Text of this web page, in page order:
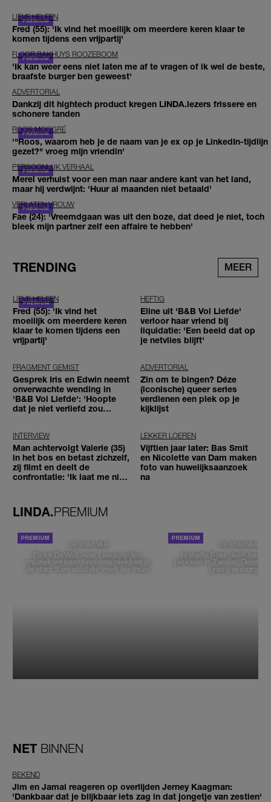
LIEVE HELEEN
Fred (55): 'Ik vind het moeilijk om meerdere keren klaar te
komen tijdens een vrijpartij'
FLOOR BAKHUYS ROOZEBOOM
'Ik kan weer eens niet laten me af te vragen of ik wel de beste,
braafste burger ben geweest'
ADVERTORIAL
Dankzij dit hightech product kregen LINDA.lezers frissere en
schonere tanden
ROOS MOGGRÉ
'"Roos, waarom heb je de naam van je ex op je LinkedIn-tijdlijn
gezet?" vroeg mijn vriendin'
PERSOONLIJK VERHAAL
Merel verhuist voor een man naar andere kant van het land,
maar hij verdwijnt: 'Huur al maanden niet betaald'
VERLATEN VROUW
Fae (24): 'Vreemdgaan was uit den boze, dat deed je niet, toch
bleek mijn partner zelf een affaire te hebben'
TRENDING MEER
LIEVE HELEEN
Fred (55): 'Ik vind het
moeilijk om meerdere keren
klaar te komen tijdens een
vrijpartij'
HEFTIG
Eline uit 'B&B Vol Liefde'
verloor haar vriend bij
liquidatie: 'Een beeld dat op
je netvlies blijft'
FRAGMENT GEMIST
Gesprek Iris en Edwin neemt
onverwachte wending in
'B&B Vol Liefde': 'Hoopte
dat je niet verliefd zou
ADVERTORIAL
Zin om te bingen? Déze
(iconische) queer series
verdienen een plek op je
kijklijst
INTERVIEW
Man achtervolgt Valerie (35)
in het bos en betast zichzelf,
zij filmt en deelt de
confrontatie: 'Ik laat me niet
LEKKER LOEREN
Vijftien jaar later: Bas Smit
en Nicolette van Dam maken
foto van huwelijksaanzoek
na
LINDA.PREMIUM
DE STAD VAN
Elske DeWall over Leeuwarden,
muziek en haar favoriete plekken in
de stad: 'Een stad die voelt als thuis'
DE STAD VAN
Isabelle Boer deelt haar
plekken in Zwolle: 'Deze
graag verborgen'
NET BINNEN
BEKEND
Jim en Jamai reageren op overlijden Jerney Kaagman:
'Dankbaar dat je blijkbaar iets zag in dat jongetje van zestien'